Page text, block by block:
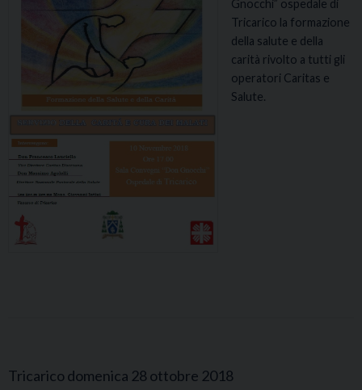
Gnocchi” ospedale di
Tricarico la formazione
della salute e della
carità rivolto a tutti gli
operatori Caritas e
Salute.
Tricarico domenica 28 ottobre 2018